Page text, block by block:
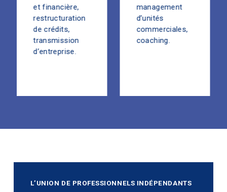
et financière,
restructuration
de crédits,
transmission
d’entreprise.
management
d’unités
commerciales,
coaching.
L’UNION DE PROFESSIONNELS INDÉPENDANTS